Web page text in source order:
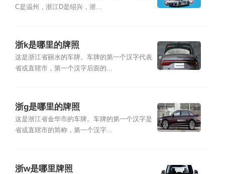
C是温州，浙江D是绍兴，浙...
浙k是哪里的牌照
这是浙江省丽水的车牌。车牌的第一个汉字代表
省或直辖市，第一个汉字后面的...
浙g是哪里的牌照
这是浙江省金华市的车牌。车牌的第一个汉字是
省或直辖市的简称，第一个汉字...
浙w是哪里牌照